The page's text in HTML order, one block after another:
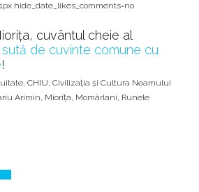
hide_date_likes_comments=no
cuvântul cheie al
de cuvinte comune cu
!
, CHIU, Civilizația și Cultura Neamului
Arimin, Miorița, Momârlani, Runele